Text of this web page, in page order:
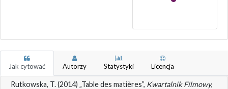
Jak cytować Autorzy Statystyki Licencja
Rutkowska, T. (2014) „Table des matières”, Kwartalnik Filmowy,